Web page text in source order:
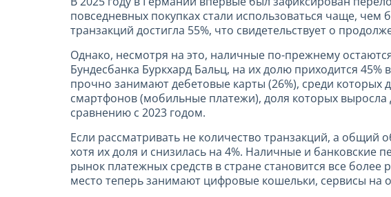
повседневных покупках стали использоваться чаще,
транзакций достигла 55%, что свидетельствует о
Однако, несмотря на это, наличные по-прежнему
Бундесбанка Буркхард Бальц, на их долю приходится
прочно занимают дебетовые карты (26%), среди
смартфонов (мобильные платежи), доля которых
сравнению с 2023 годом.
Если рассматривать не количество транзакций, а общий
хотя их доля и снизилась на 4%. Наличные и
рынок платежных средств в стране становится все
место теперь занимают цифровые кошельки, сервисы